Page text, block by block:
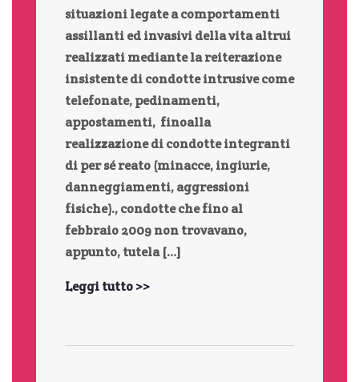
situazioni legate a comportamenti
assillanti ed invasivi della vita altrui
realizzati mediante la reiterazione
insistente di condotte intrusive come
telefonate, pedinamenti,
appostamenti, finoalla
realizzazione di condotte integranti
di per sé reato (minacce, ingiurie,
danneggiamenti, aggressioni
fisiche)., condotte che fino al
febbraio 2009 non trovavano,
appunto, tutela […]
Leggi tutto >>